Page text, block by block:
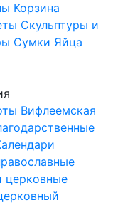
Корзина
Скульптуры и
Сумки Яйца
Вифлеемская
церковные